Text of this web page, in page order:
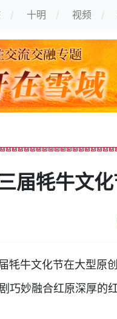
十明 视频
届牦牛文
牛文化节在大型原
巧妙融合红原深厚的